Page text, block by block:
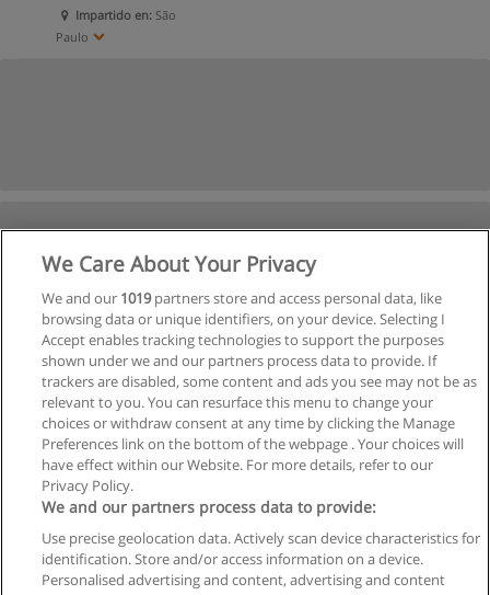
Impartido en: São
Paulo
Regras de uso
We Care About Your Privacy
We and our 1019partners store and access personal data, like
browsing data or unique identifiers, on your device. Selecting I
Accept enables tracking technologies to support the purposes
shown under we and our partners process data to provide. If
trackers are disabled, some content and ads you see may not be as
relevant to you. You can resurface this menu to change your
choices or withdraw consent at any time by clicking the Manage
Preferences link on the bottom of the webpage . Your choices will
have effect within our Website. For more details, refer to our
Privacy Policy.
We and our partners process data to provide:
Use precise geolocation data. Actively scan device characteristics for
identification. Store and/or access information on a device.
Personalised advertising and content, advertising and content